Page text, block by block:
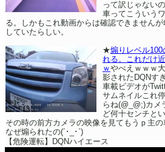
って訳じゃない
車ってこういう
る。しかもこれ動画からは確認できません
していたらしい。
★煽りレベル100
れる。これだけ
ｗやべえｗｗｗ
影されたDQNす
車載ビデオが
サムネイルこれ
らね(@_@;)カメ
ど何十センチと
その時の前方カメラの映像を見てもうｐ主
なぜ煽られたの(´･_･`)
【危険運転】DQNハイエース